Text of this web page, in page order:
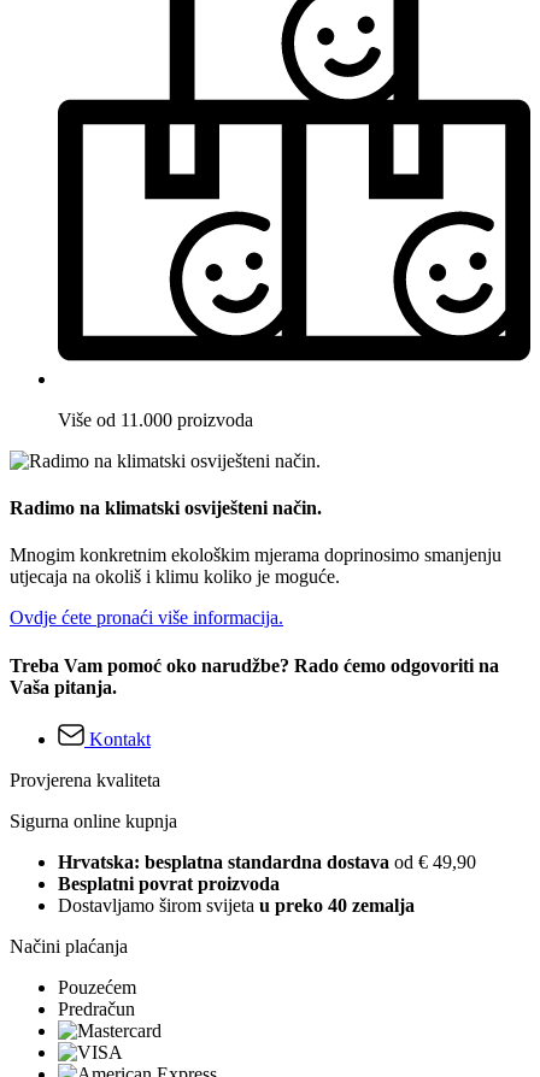
Više od 11.000 proizvoda
Radimo na klimatski osviješteni način.
Mnogim konkretnim ekološkim mjerama doprinosimo smanjenju
utjecaja na okoliš i klimu koliko je moguće.
Ovdje ćete pronaći više informacija.
Treba Vam pomoć oko narudžbe? Rado ćemo odgovoriti na
Vaša pitanja.
Kontakt
Provjerena kvaliteta
Sigurna online kupnja
Hrvatska: besplatna standardna dostava od € 49,90
Besplatni povrat proizvoda
Dostavljamo širom svijeta u preko 40 zemalja
Načini plaćanja
Pouzećem
Predračun